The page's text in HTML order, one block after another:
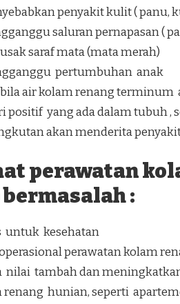
penyakit kulit ( panu,
saluran pernapasan (
saraf mata (mata merah)
pertumbuhan anak
air kolam renang
positif yang ada dalam tubuh ,
akan menderita
perawatan
:
untuk kesehatan
perawatan kolam
nilai tambah dan
renang hunian, seperti